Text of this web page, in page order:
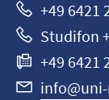
+49 6421
Studifon
+49 6421